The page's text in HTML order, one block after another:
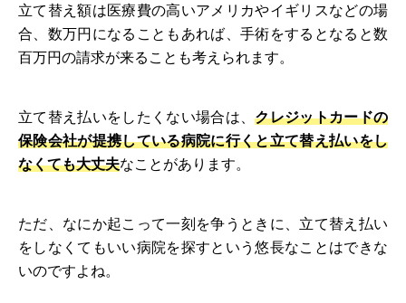
立て替え額は医療費の高いアメリカやイギリスなどの場
合、数万円になることもあれば、手術をするとなると数
百万円の請求が来ることも考えられます。
立て替え払いをしたくない場合は、クレジットカードの
保険会社が提携している病院に行くと立て替え払いをし
なくても大丈夫なことがあります。
ただ、なにか起こって一刻を争うときに、立て替え払い
をしなくてもいい病院を探すという悠長なことはできな
いのですよね。